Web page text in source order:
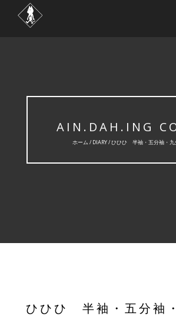
AIN.DAH.ING
ホーム / DIARY/ ひひひ 半袖・五分袖・九
ひひひ 半袖・五分袖